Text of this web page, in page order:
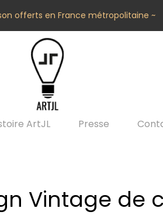
offerts en France métropolitaine ~
ArtJL Presse
Vintage de